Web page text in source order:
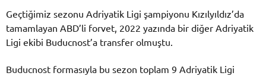
Geçtiğimiz sezonu Adriyatik Ligi şampiyonu Kızılyıldız’da
tamamlayan ABD’li forvet, 2022 yazında bir diğer Adriyatik
Ligi ekibi Buducnost’a transfer olmuştu.
Buducnost formasıyla bu sezon toplam 9 Adriyatik Ligi